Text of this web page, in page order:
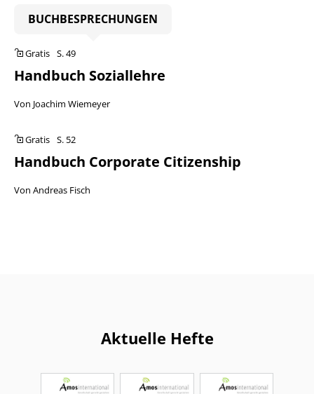
BUCHBESPRECHUNGEN
Gratis S. 49
Handbuch Soziallehre
Von Joachim Wiemeyer
Gratis S. 52
Handbuch Corporate Citizenship
Von Andreas Fisch
Aktuelle Hefte